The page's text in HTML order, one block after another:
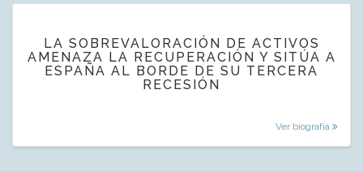
LA SOBREVALORACIÓN DE ACTIVOS
AMENAZA LA RECUPERACIÓN Y SITÚA A
ESPAÑA AL BORDE DE SU TERCERA
RECESIÓN
Ver biografía